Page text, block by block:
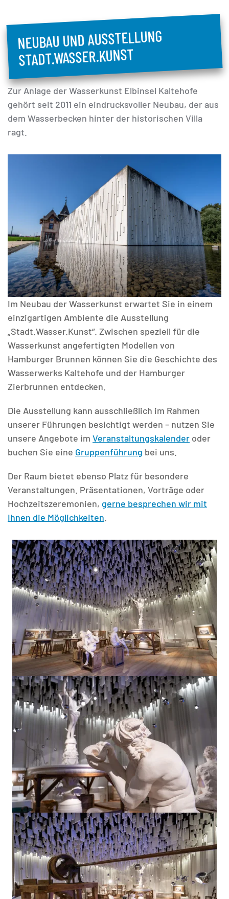
NEUBAU UND AUSSTELLUNG
STADT.WASSER.KUNST
Zur Anlage der Wasserkunst Elbinsel Kaltehofe
gehört seit 2011 ein eindrucksvoller Neubau, der aus
dem Wasserbecken hinter der historischen Villa
ragt.
Im Neubau der Wasserkunst erwartet Sie in einem
einzigartigen Ambiente die Ausstellung
„Stadt.Wasser.Kunst“. Zwischen speziell für die
Wasserkunst angefertigten Modellen von
Hamburger Brunnen können Sie die Geschichte des
Wasserwerks Kaltehofe und der Hamburger
Zierbrunnen entdecken.
Die Ausstellung kann ausschließlich im Rahmen
unserer Führungen besichtigt werden – nutzen Sie
unsere Angebote im Veranstaltungskalender oder
buchen Sie eine Gruppenführung bei uns.
Der Raum bietet ebenso Platz für besondere
Veranstaltungen. Präsentationen, Vorträge oder
Hochzeitszeremonien, gerne besprechen wir mit
Ihnen die Möglichkeiten